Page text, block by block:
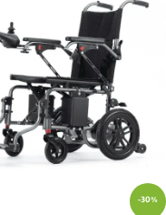
-30%